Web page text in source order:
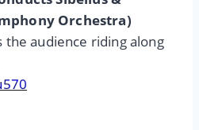
Orchestra)
the audience riding along